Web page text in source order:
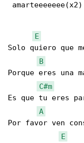
amarteeeeeee(x2)
E
Solo quiero que
B
Porque eres una
C#m
Es que tu eres
A
Por favor ven
E